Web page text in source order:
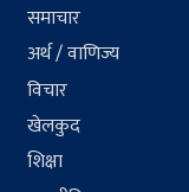
समाचार
अर्थ / वाणिज्य
विचार
खेलकुद
शिक्षा